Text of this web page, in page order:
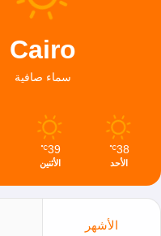
Cairo
سماء صافية
38
℃
الأحد
39
℃
الأثنين
الأشهر